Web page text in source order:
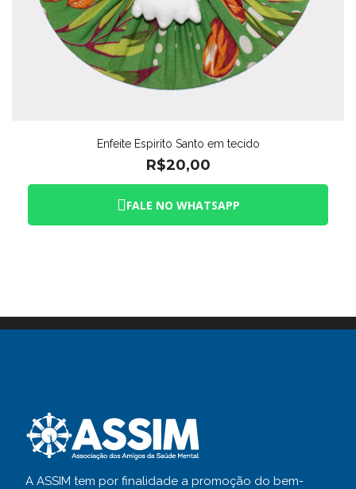
Enfeite Espirito Santo em tecido
R$20,00
FALE NO WHATSAPP
A ASSIM tem por finalidade a promoção do bem-